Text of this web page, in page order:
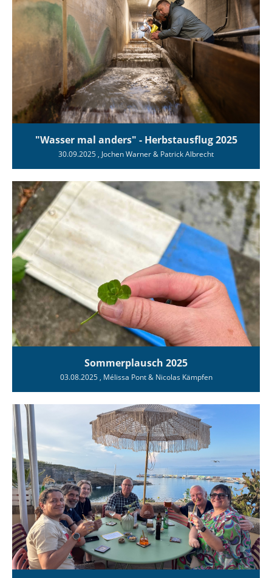
"Wasser mal anders" - Herbstausflug 2025
30.09.2025 , Jochen Warner & Patrick Albrecht
Sommerplausch 2025
03.08.2025, Mélissa Pont & Nicolas Kämpfen